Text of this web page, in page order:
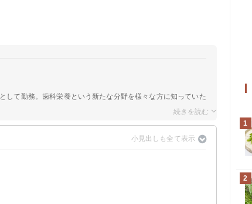
として勤務。歯科栄養という新たな分野を様々な方に知っていた
1
2